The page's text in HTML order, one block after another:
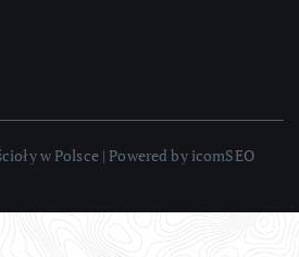
w Polsce | Powered by icomSEO